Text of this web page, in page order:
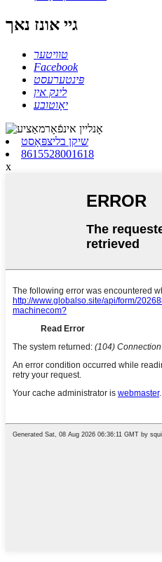
גיי אונז נאך
טוויטער
Facebook
פּינטערעסט
לינק אין
יאָוטובע
שיקן בליצפּאָסט
8615528001618
x